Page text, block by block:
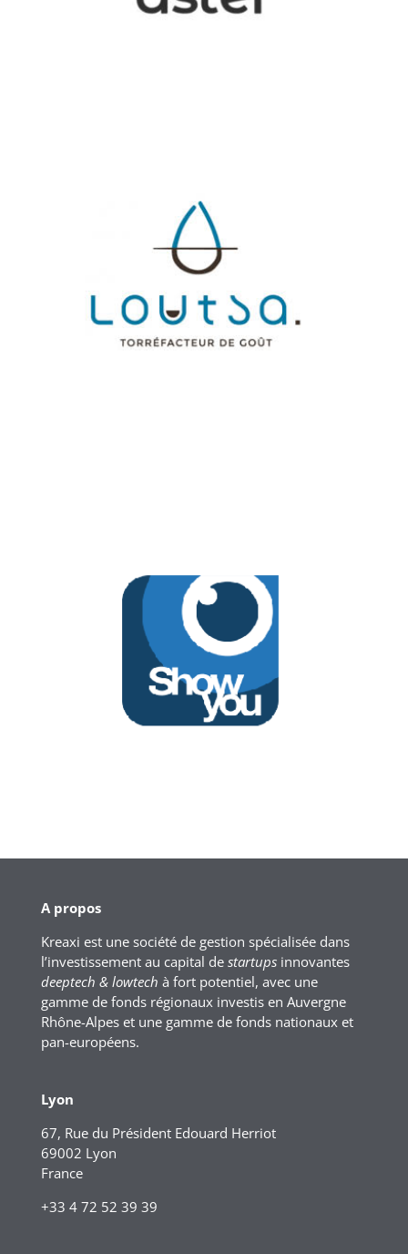
A propos
Kreaxi est une société de gestion spécialisée dans
l’investissement au capital de startupsinnovantes
deeptech & lowtech à fort potentiel, avec une
gamme de fonds régionaux investis en Auvergne
Rhône-Alpes et une gamme de fonds nationaux et
pan-européens.
Lyon
67, Rue du Président Edouard Herriot
69002 Lyon
France
+33 4 72 52 39 39